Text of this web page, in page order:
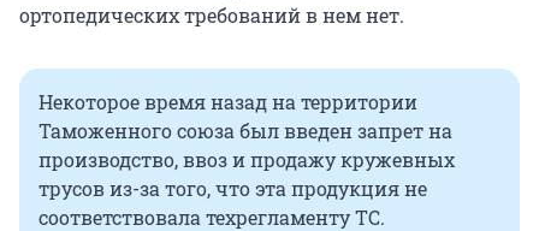
ортопедических требований в нем нет.
Некоторое время назад на территории
Таможенного союза был введен запрет на
производство, ввоз и продажу кружевных
трусов из-за того, что эта продукция не
соответствовала техрегламенту ТС.